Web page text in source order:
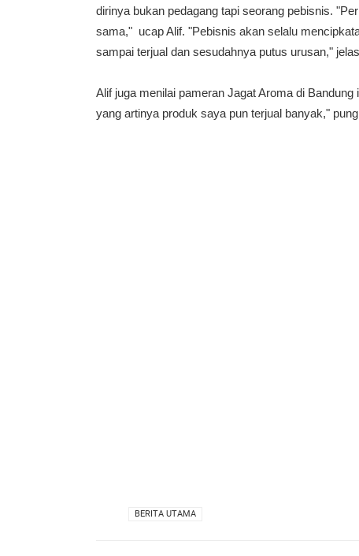
dirinya bukan pedagang tapi seorang pebisnis.
sama," ucap Alif. "Pebisnis akan selalu
sampai terjual dan sesudahnya putus urusan,"
Alif juga menilai pameran Jagat Aroma di
yang artinya produk saya pun terjual banyak,"
BERITA UTAMA